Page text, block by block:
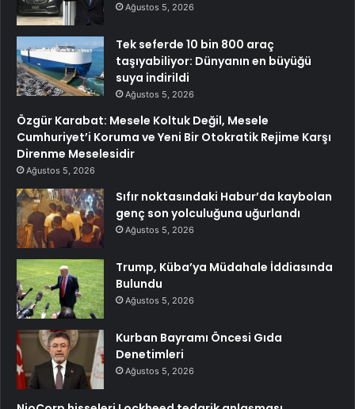
Ağustos 5, 2026
Tek seferde 10 bin 800 araç
taşıyabiliyor: Dünyanın en büyüğü
suya indirildi
Ağustos 5, 2026
Özgür Karabat: Mesele Koltuk Değil, Mesele
Cumhuriyet’i Koruma ve Yeni Bir Otokratik Rejime Karşı
Direnme Meselesidir
Ağustos 5, 2026
Sıfır noktasındaki Habur’da kaybolan
genç son yolculuğuna uğurlandı
Ağustos 5, 2026
Trump, Küba’ya Müdahale İddiasında
Bulundu
Ağustos 5, 2026
Kurban Bayramı Öncesi Gıda
Denetimleri
Ağustos 5, 2026